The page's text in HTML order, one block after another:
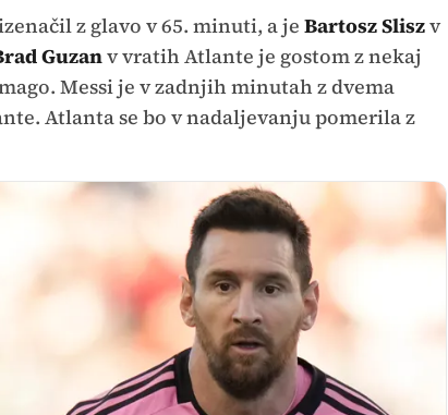
z glavo v 65. minuti, a jeBartosz Sliszv
Guzanv vratih Atlante je gostom z nekaj
Messi je v zadnjih minutah z dvema
Atlanta se bo v nadaljevanju pomerila z